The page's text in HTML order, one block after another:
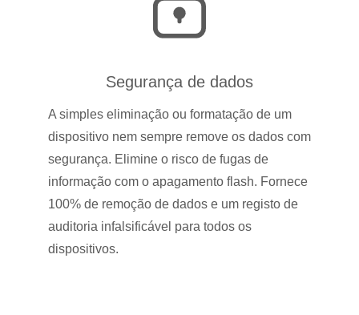
Segurança de dados
A simples eliminação ou formatação de um
dispositivo nem sempre remove os dados com
segurança. Elimine o risco de fugas de
informação com o apagamento flash. Fornece
100% de remoção de dados e um registo de
auditoria infalsificável para todos os
dispositivos.